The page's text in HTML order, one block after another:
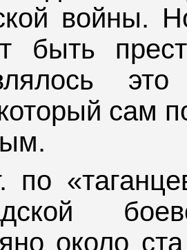
войны.
быть
сам
по
около